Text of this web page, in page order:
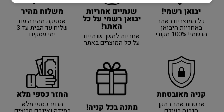
יבואן רשמי!
כל המוצרים באתר
באחריות היבואן
הרשמי! 100% מקורי
שנתיים אחריות
יבואן רשמי על כל
האתר!
אחריות למשך שנתיים
על כל המוצרים באתר
משלוח מהיר
אספקה מהירה עם
שליח עד הבית עד 3
ימי עסקים
קניה מאובטחת
אבטחת אתר בתקן מתנה בכל קניה!
החזר כספי מלא
החזר כספי מלא